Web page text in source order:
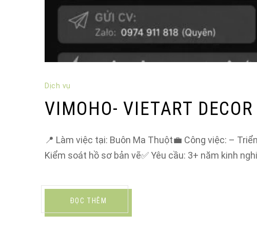
Dịch vụ
VIMOHO- VIETART
📍 Làm việc tại: Buôn Ma Thuột💼 Công việc: –
Kiểm soát hồ sơ bản vẽ✅ Yêu cầu: 3+ năm kinh
ĐỌC THÊM